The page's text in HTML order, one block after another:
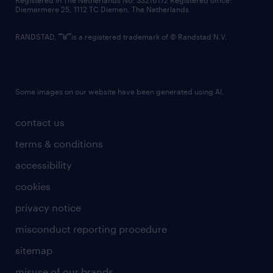
contact us
terms & conditions
accessibility
cookies
privacy notice
misconduct reporting procedure
sitemap
Diemermere 25, 1112 TC Diemen, The Netherlands.
RANDSTAD, is a registered trademark of © Randstad N.V.
Some images on our website have been generated using AI.